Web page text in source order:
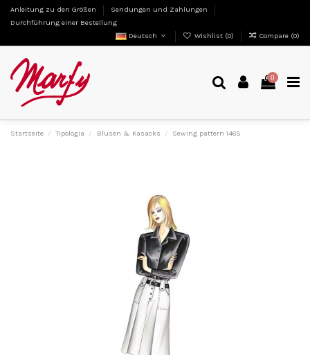
Anleitung zu den Größen
Sendungen und Zahlungen
Durchführung einer Bestellung
Deutsch
Wishlist (0) Compare (0)
0
Startseite Tipologia Blusen & Kasacks Sewing pattern 1485